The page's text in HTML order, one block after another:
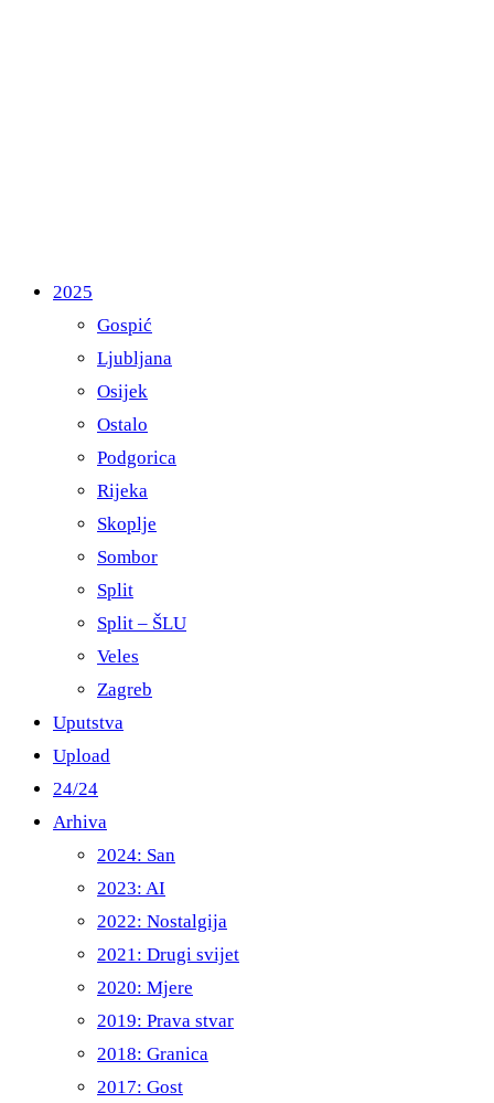
2025
Gospić
Ljubljana
Osijek
Ostalo
Podgorica
Rijeka
Skoplje
Sombor
Split
Split – ŠLU
Veles
Zagreb
Uputstva
Upload
24/24
Arhiva
2024: San
2023: AI
2022: Nostalgija
2021: Drugi svijet
2020: Mjere
2019: Prava stvar
2018: Granica
2017: Gost